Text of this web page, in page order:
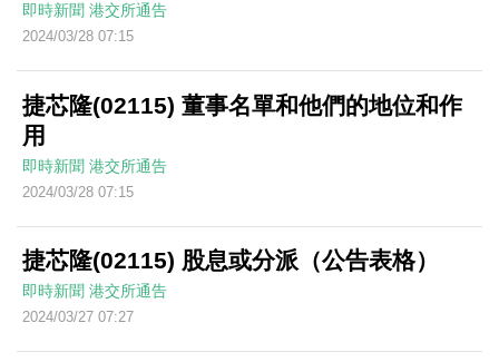
即時新聞 港交所通告
2024/03/28 07:15
捷芯隆(02115) 董事名單和他們的地位和作
用
即時新聞 港交所通告
2024/03/28 07:15
捷芯隆(02115) 股息或分派（公告表格）
即時新聞 港交所通告
2024/03/27 07:27